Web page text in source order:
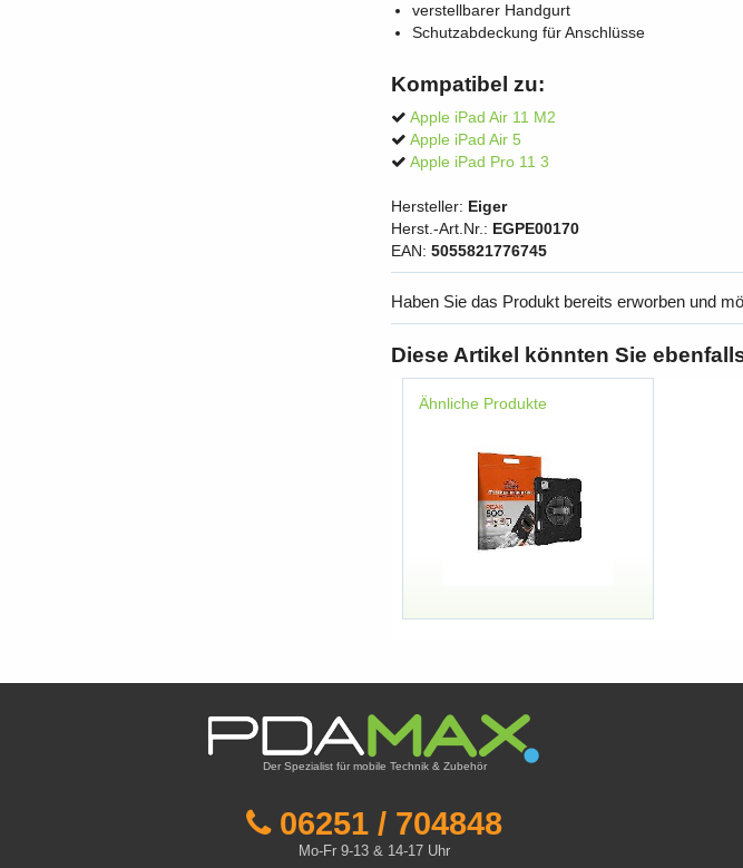
verstellbarer Handgurt
Schutzabdeckung für Anschlüsse
Kompatibel zu:
Apple iPad Air 11 M2
Apple iPad Air 5
Apple iPad Pro 11 3
Hersteller: Eiger
Herst.-Art.Nr.: EGPE00170
EAN: 5055821776745
Haben Sie das Produkt bereits erworben und
Diese Artikel könnten Sie
Ähnliche Produkte
Der Spezialist für mobile Technik & Zubehör
06251 / 704848
Mo-Fr 9-13 & 14-17 Uhr